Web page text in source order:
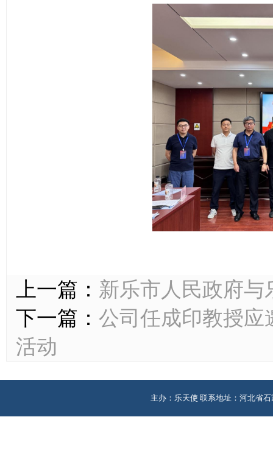
上一篇： 新乐市人民政府
下一篇： 公司任成印教授应
活动
主办：乐天使 联系地址：河北省